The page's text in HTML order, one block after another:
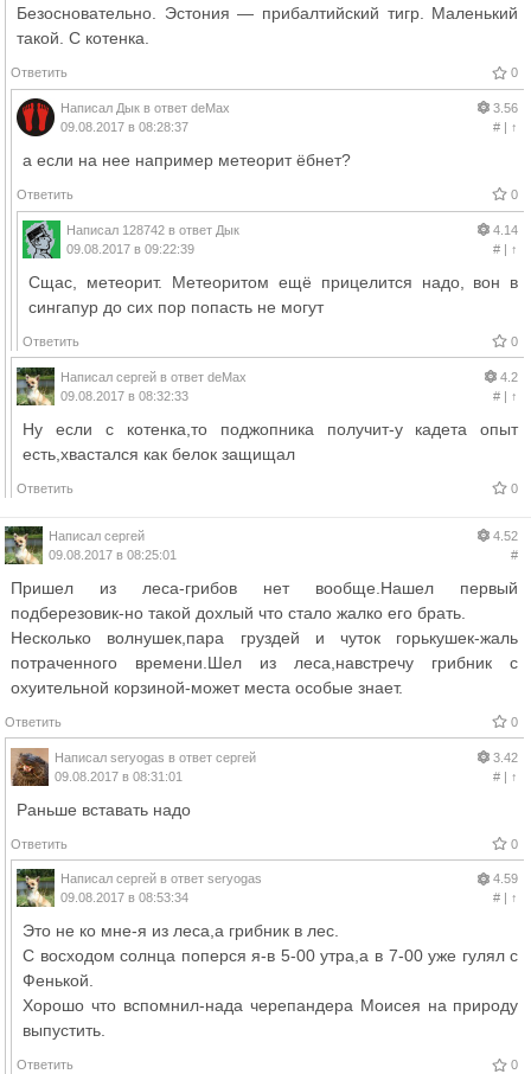
Безосновательно. Эстония — прибалтийский тигр. Маленький
такой. С котенка.
Ответить 0
Написал Дык в ответ deMax
09.08.2017 в 08:28:37
3.56
#| ↑
а если на нее например метеорит ёбнет?
Ответить 0
Написал 128742 в ответ Дык
09.08.2017 в 09:22:39
4.14
#| ↑
Сщас, метеорит. Метеоритом ещё прицелится надо, вон в
сингапур до сих пор попасть не могут
Ответить 0
Написал сергей в ответ deMax
09.08.2017 в 08:32:33
4.2
#| ↑
Ну если с котенка,то поджопника получит-у кадета опыт
есть,хвастался как белок защищал
Ответить 0
Написал сергей
09.08.2017 в 08:25:01
4.52
#
Пришел из леса-грибов нет вообще.Нашел первый
подберезовик-но такой дохлый что стало жалко его брать.
Несколько волнушек,пара груздей и чуток горькушек-жаль
потраченного времени.Шел из леса,навстречу грибник с
охуительной корзиной-может места особые знает.
Ответить 0
Написал seryogas в ответ сергей
09.08.2017 в 08:31:01
3.42
#| ↑
Раньше вставать надо
Ответить 0
Написал сергей в ответ seryogas
09.08.2017 в 08:53:34
4.59
#| ↑
Это не ко мне-я из леса,а грибник в лес.
С восходом солнца поперся я-в 5-00 утра,а в 7-00 уже гулял с
Фенькой.
Хорошо что вспомнил-нада черепандера Моисея на природу
выпустить.
Ответить 0